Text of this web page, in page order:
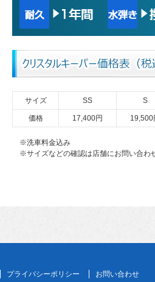
サイズ SS S
価格 17,400円 19,500
※洗車料金込み
※サイズなどの確認は店舗にお問い合わ
プライバシーポリシー お問い合わせ